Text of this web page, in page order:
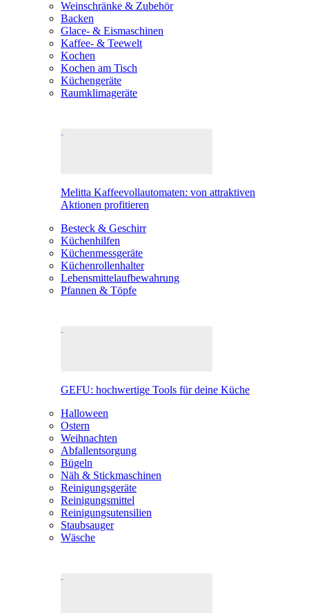
Weinschränke & Zubehör
Backen
Glace- & Eismaschinen
Kaffee- & Teewelt
Kochen
Kochen am Tisch
Küchengeräte
Raumklimageräte
Melitta Kaffeevollautomaten: von attraktiven
Aktionen profitieren
Besteck & Geschirr
Küchenhilfen
Küchenmessgeräte
Küchenrollenhalter
Lebensmittelaufbewahrung
Pfannen & Töpfe
GEFU: hochwertige Tools für deine Küche
Halloween
Ostern
Weihnachten
Abfallentsorgung
Bügeln
Näh & Stickmaschinen
Reinigungsgeräte
Reinigungsmittel
Reinigungsutensilien
Staubsauger
Wäsche